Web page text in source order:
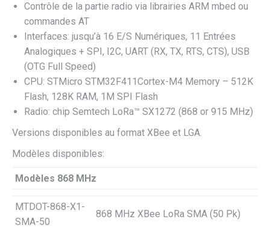
Contrôle de la partie radio via librairies ARM mbed ou
commandes AT
Interfaces: jusqu’à 16 E/S Numériques, 11 Entrées
Analogiques + SPI, I2C, UART (RX, TX, RTS, CTS), USB
(OTG Full Speed)
CPU: STMicro STM32F411Cortex-M4 Memory – 512K
Flash, 128K RAM, 1M SPI Flash
Radio: chip Semtech LoRa™ SX1272 (868 or 915 MHz)
Versions disponibles au format XBee et LGA.
Modèles disponibles:
Modèles 868 MHz
MTDOT-868-X1-
SMA-50
868 MHz XBee LoRa SMA (50 Pk)